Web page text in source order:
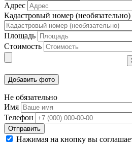
Адрес
Кадастровый номер (необязательно)
Площадь
Стоимость
Не обязательно
Имя
Телефон
Отправить
Нажимая на кнопку вы